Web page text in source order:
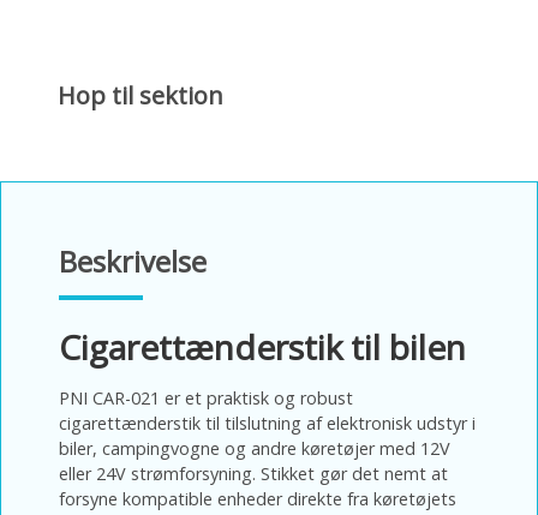
Hop til sektion
Beskrivelse
Cigarettænderstik til bilen
PNI CAR-021 er et praktisk og robust
cigarettænderstik til tilslutning af elektronisk udstyr i
biler, campingvogne og andre køretøjer med 12V
eller 24V strømforsyning. Stikket gør det nemt at
forsyne kompatible enheder direkte fra køretøjets